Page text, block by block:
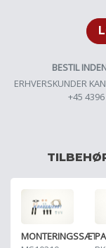
BESTIL
ERHVERSKUNDER
+45 4396
MONTERINGSSÆT